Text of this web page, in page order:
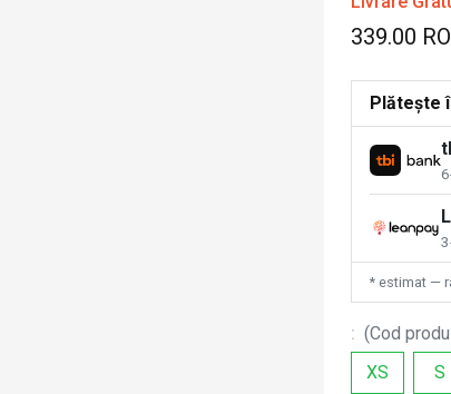
339.00
Plătește
* estimat —
: (Cod
XS
S